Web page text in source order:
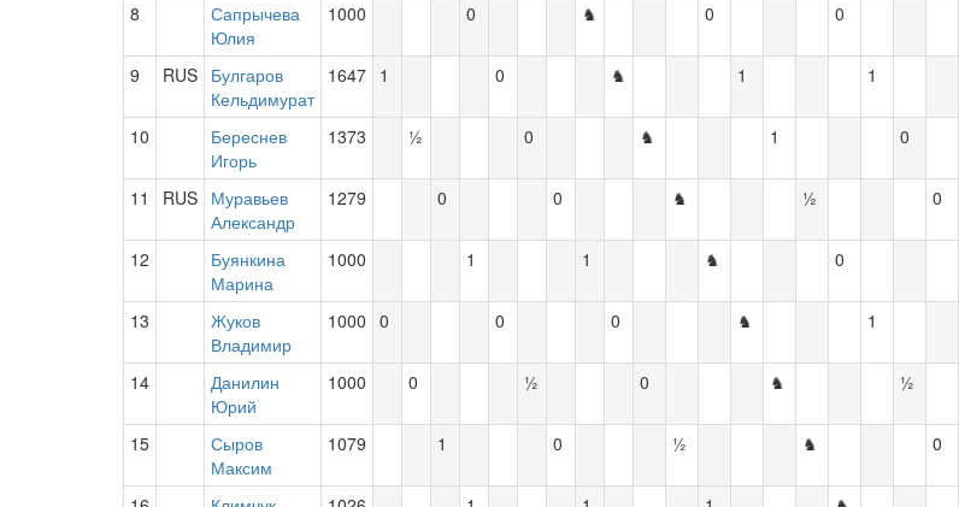
8
Сапрычева
Юлия
1000 0 ♞ 0 0
9 RUS Булгаров
Кельдимурат
1647 1 0 ♞ 1 1
10
Береснев
Игорь
1373 ½ 0 ♞ 1 0
11 RUS Муравьев
Александр
1279 0 0 ♞ ½ 0
12
Буянкина
Марина
1000 1 1 ♞ 0
13
Жуков
Владимир
1000 0 0 0 ♞ 1
14
Данилин
Юрий
1000 0 ½ 0 ♞ ½
15
Сыров
Максим
1079 1 0 ½ ♞ 0